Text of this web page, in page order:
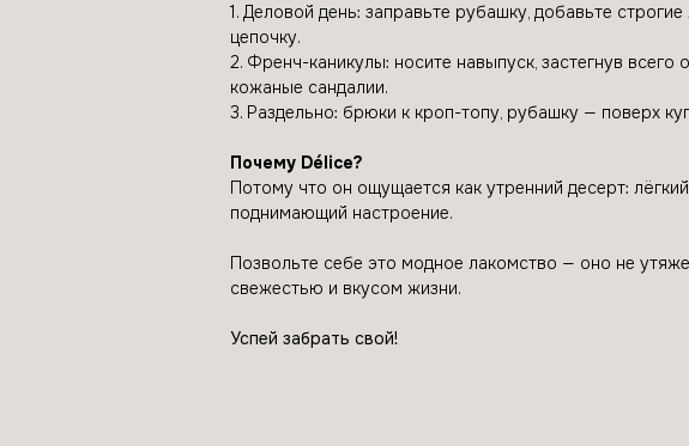
1. Деловой день: заправьте рубашку, добавьте
цепочку.
2. Френч-каникулы: носите навыпуск, застегнув всего
кожаные сандалии.
3. Раздельно: брюки к кроп-топу, рубашку — поверх
Почему Délice?
Потому что он ощущается как утренний десерт:
поднимающий настроение.
Позвольте себе это модное лакомство — оно не
свежестью и вкусом жизни.
Успей забрать свой!